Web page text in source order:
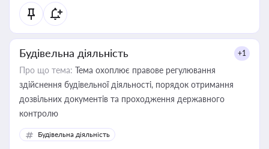
статусу суб'єктів оціночної діяльності
Будівельна діяльність +1
Про що тема: Тема охоплює правове регулювання
здійснення будівельної діяльності, порядок отримання
дозвільних документів та проходження державного
контролю
Будівельна діяльність